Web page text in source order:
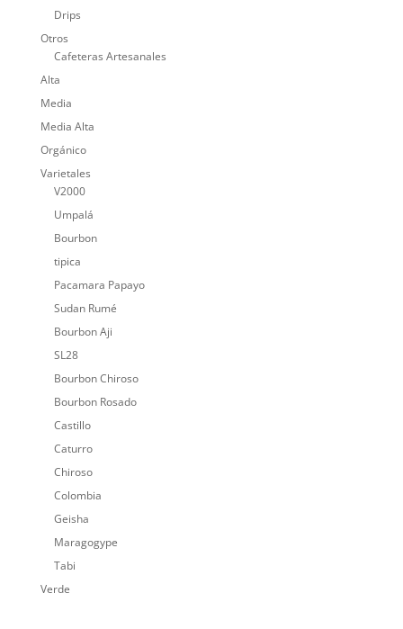
Drips
Otros
Cafeteras Artesanales
Alta
Media
Media Alta
Orgánico
Varietales
V2000
Umpalá
Bourbon
tipica
Pacamara Papayo
Sudan Rumé
Bourbon Aji
SL28
Bourbon Chiroso
Bourbon Rosado
Castillo
Caturro
Chiroso
Colombia
Geisha
Maragogype
Tabi
Verde